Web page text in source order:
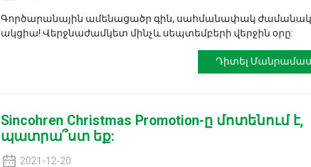
Գործարանային ամենացածր գին, սահմանափակ
ակցիա! Վերջնաժամկետ մինչև սեպտեմբերի վերջին օրը:
Դիտել
Sincohren Christmas Promotion-ը մոտենում է,
պատրա՞ստ եք:
2021-12-20